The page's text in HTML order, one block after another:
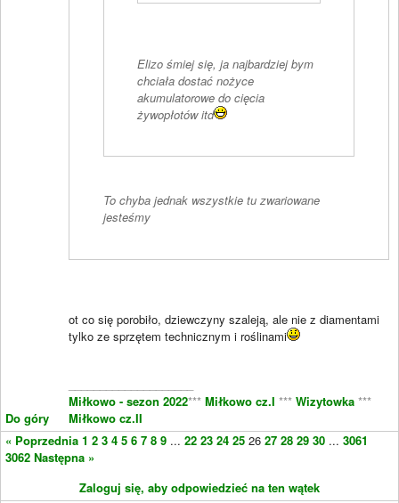
Do góry
Elizo śmiej się, ja najbardziej bym
chciała dostać nożyce
akumulatorowe do cięcia
żywopłotów itd
To chyba jednak wszystkie tu zwariowane
jesteśmy
ot co się porobiło, dziewczyny szaleją, ale nie z diamentami
tylko ze sprzętem technicznym i roślinami
Miłkowo - sezon 2022*** Miłkowo cz.I *** Wizytowka ***
Miłkowo cz.II
« Poprzednia 1 2 3 4 5 6 7 8 9 ... 22 23 24 25 26 27 28 29 30 ... 3061
3062 Następna »
Zaloguj się, aby odpowiedzieć na ten wątek